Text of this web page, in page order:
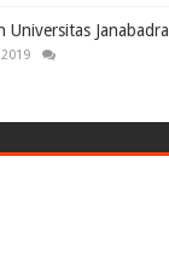
Universitas Janabadra